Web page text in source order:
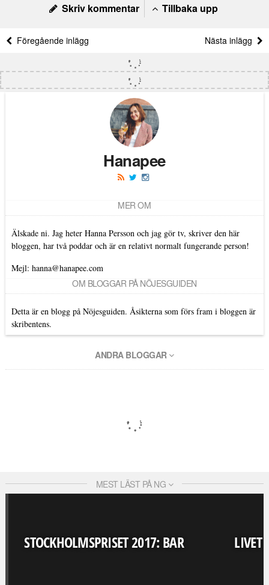
Skriv kommentar Tillbaka upp
Föregående inlägg Nästa inlägg
Hanapee
MER OM
Älskade ni. Jag heter Hanna Persson och jag gör tv, skriver den här
bloggen, har två poddar och är en relativt normalt fungerande person!
Mejl: hanna@hanapee.com
OM BLOGGAR PÅ NÖJESGUIDEN
Detta är en blogg på Nöjesguiden. Åsikterna som förs fram i bloggen är
skribentens.
ANDRA BLOGGAR
MEST LÄST PÅ NG
STOCKHOLMSPRISET 2017: BAR LIVET